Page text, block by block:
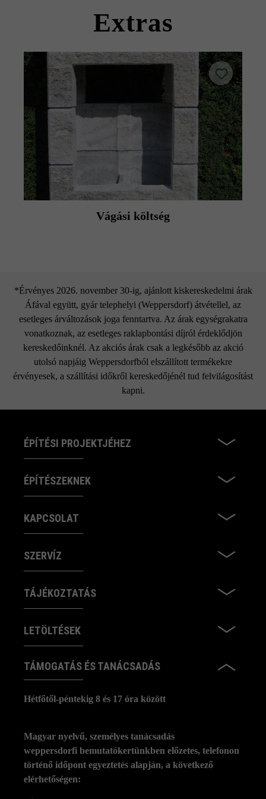
Extras
Vágási költség
*Érvényes 2026. november 30-ig, ajánlott kiskereskedelmi árak
Áfával együtt, gyár telephelyi (Weppersdorf) átvétellel, az
esetleges árváltozások joga fenntartva. Az árak egységrakatra
vonatkoznak, az esetleges raklapbontási díjról érdeklődjön
kereskedőinknél. Az akciós árak csak a legkésőbb az akció
utolsó napjáig Weppersdorfból elszállított termékekre
érvényesek, a szállítási időkről kereskedőjénél tud felvilágosítást
kapni.
ÉPÍTÉSI PROJEKTJÉHEZ
ÉPÍTÉSZEKNEK
KAPCSOLAT
SZERVÍZ
TÁJÉKOZTATÁS
LETÖLTÉSEK
TÁMOGATÁS ÉS TANÁCSADÁS
Hétfőtől-péntekig 8 és 17 óra között
Magyar nyelvű, személyes tanácsadás
weppersdorfi bemutatókertünkben előzetes, telefonon
történő időpont egyeztetés alapján, a következő
elérhetőségen: